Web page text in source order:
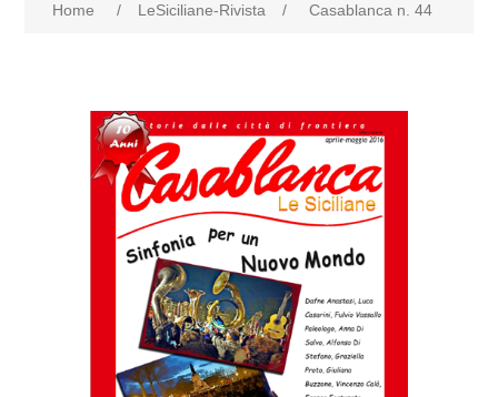
Home / LeSiciliane-Rivista / Casablanca n. 44